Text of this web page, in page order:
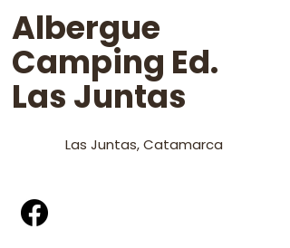
Albergue
Camping Ed.
Las Juntas
Las Juntas, Catamarca